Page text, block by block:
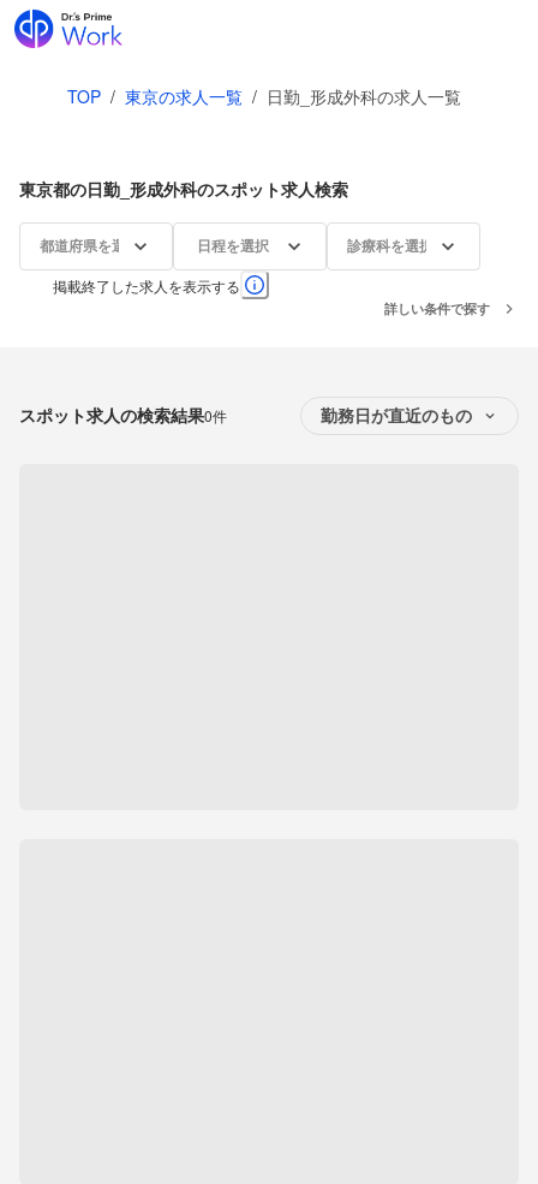
TOP / 東京の求人一覧 / 日勤_形成外科の求人一覧
東京都の日勤_形成外科のスポット求人検索
都道府県を選択 日程を選択 診療科を選択
掲載終了した求人を表示する
詳しい条件で探す
スポット求人の検索結果0件 勤務日が直近のもの